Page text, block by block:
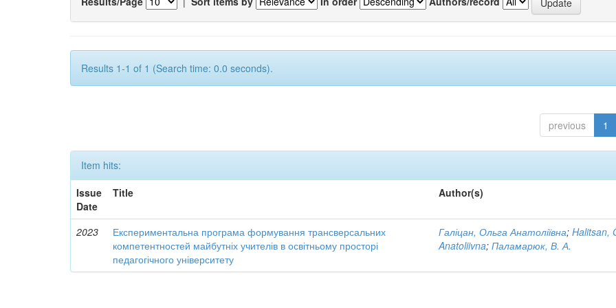
Results 1-1 of 1 (Search time: 0.0 seconds).
previous 1
Item hits:
Issue
Date
Title Author(s)
2023
Експериментальна програма формування трансверсальних
компетентностей майбутніх учителів в освітньому просторі
педагогічного університету
Галіцан, Ольга Анатоліївна;Halitsan,
Anatoliivna;Паламарюк, В. А.